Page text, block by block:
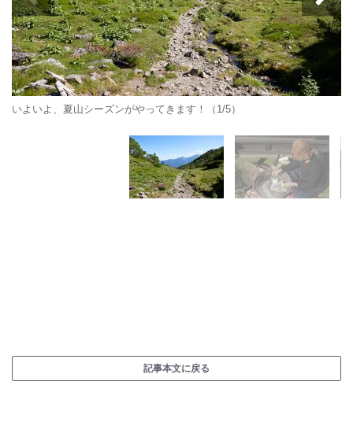
いよいよ、夏山シーズンがやってきます！（1/5）
記事本文に戻る